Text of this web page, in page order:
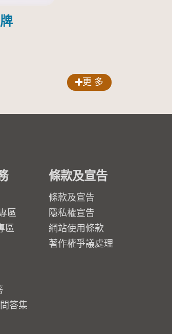
更 多
區
區
答集
條款及宣告
條款及宣告
隱私權宣告
網站使用條款
著作權爭議處理